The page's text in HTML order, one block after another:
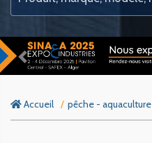
Previous
Accueil pêche - aquaculture